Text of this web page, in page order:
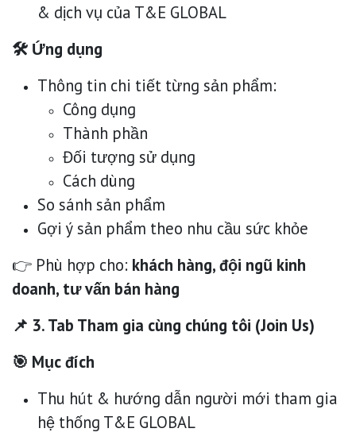
& dịch vụ của T&E GLOBAL
🛠 Ứng dụng
Thông tin chi tiết từng sản phẩm:
Công dụng
Thành phần
Đối tượng sử dụng
Cách dùng
So sánh sản phẩm
Gợi ý sản phẩm theo nhu cầu sức khỏe
👉 Phù hợp cho: khách hàng, đội ngũ kinh
doanh, tư vấn bán hàng
📌 3. Tab Tham gia cùng chúng tôi (Join Us)
🎯 Mục đích
Thu hút & hướng dẫn người mới tham gia
hệ thống T&E GLOBAL